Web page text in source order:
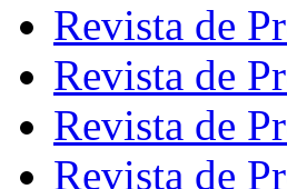
Revista de
Revista de
Revista de
Revista de